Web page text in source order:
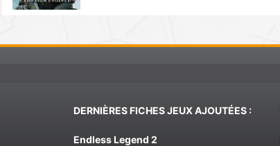
DERNIÈRES FICHES JEUX AJOUTÉES :
Endless Legend 2